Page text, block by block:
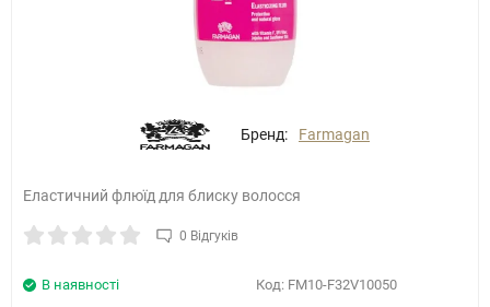
Бренд: Farmagan
Еластичний флюїд для блиску волосся
0 Відгуків
Код: FM10-F32V10050
В наявності